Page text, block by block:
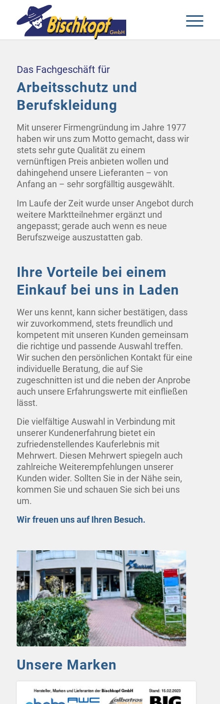
Das Fachgeschäft für
Arbeitsschutz und
Berufskleidung
Mit unserer Firmengründung im Jahre 1977
haben wir uns zum Motto gemacht, dass wir
stets sehr gute Qualität zu einem
vernünftigen Preis anbieten wollen und
dahingehend unsere Lieferanten – von
Anfang an – sehr sorgfälltig ausgewählt.
Im Laufe der Zeit wurde unser Angebot durch
weitere Marktteilnehmer ergänzt und
angepasst; gerade auch wenn es neue
Berufszweige auszustatten gab.
Ihre Vorteile bei einem
Einkauf bei uns in Laden
Wer uns kennt, kann sicher bestätigen, dass
wir zuvorkommend, stets freundlich und
kompetent mit unseren Kunden gemeinsam
die richtige und passende Auswahl treffen.
Wir suchen den persönlichen Kontakt für eine
individuelle Beratung, die auf Sie
zugeschnitten ist und die neben der Anprobe
auch unsere Erfahrungswerte mit einfließen
lässt.
Die vielfältige Auswahl in Verbindung mit
unserer Kundenerfahrung bietet ein
zufriedenstellendes Kauferlebnis mit
Mehrwert. Diesen Mehrwert spiegeln auch
zahlreiche Weiterempfehlungen unserer
Kunden wider. Sollten Sie in der Nähe sein,
kommen Sie und schauen Sie sich bei uns
um.
Wir freuen uns auf Ihren Besuch.
Unsere Marken